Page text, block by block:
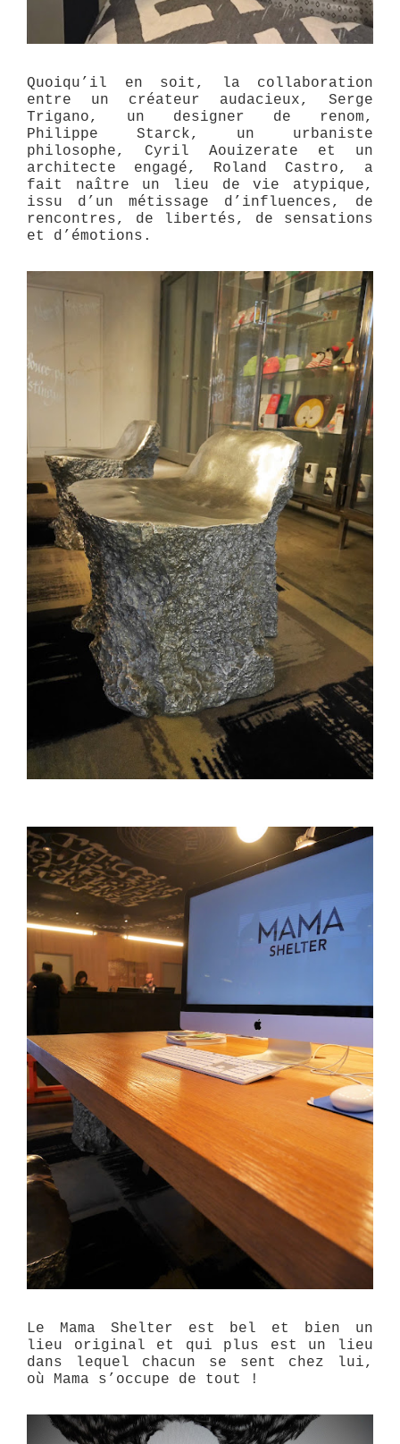
Quoiqu’il en soit, la collaboration
entre un créateur audacieux, Serge
Trigano, un designer de renom,
Philippe Starck, un urbaniste
philosophe, Cyril Aouizerate et un
architecte engagé, Roland Castro, a
fait naître un lieu de vie atypique,
issu d’un métissage d’influences, de
rencontres, de libertés, de sensations
et d’émotions.
Le Mama Shelter est bel et bien un
lieu original et qui plus est un lieu
dans lequel chacun se sent chez lui,
où Mama s’occupe de tout !